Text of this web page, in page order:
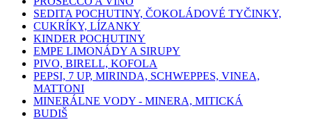
SEDITA POCHUTINY, ČOKOLÁDOVÉ TYČINKY,
CUKRÍKY, LÍZANKY
KINDER POCHUTINY
EMPE LIMONÁDY A SIRUPY
PIVO, BIRELL, KOFOLA
PEPSI, 7 UP, MIRINDA, SCHWEPPES, VINEA,
MATTONI
MINERÁLNE VODY - MINERA, MITICKÁ
BUDIŠ